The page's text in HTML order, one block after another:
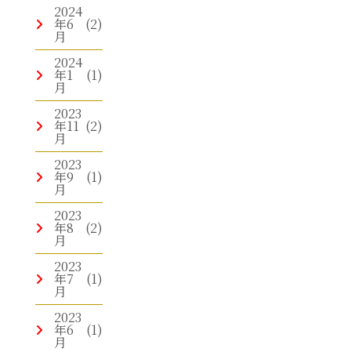
2024
年6
月
(2)
2024
年1
月
(1)
2023
年11
月
(2)
2023
年9
月
(1)
2023
年8
月
(2)
2023
年7
月
(1)
2023
年6
月
(1)